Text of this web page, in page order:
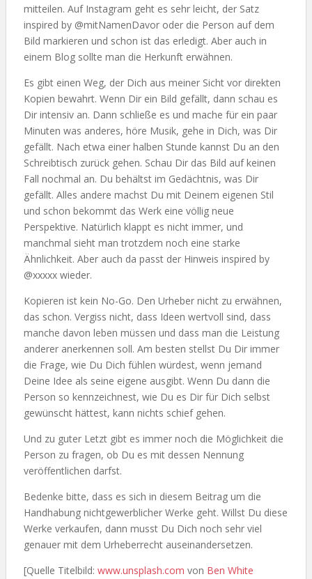
mitteilen. Auf Instagram geht es sehr leicht, der Satz
inspired by @mitNamenDavor oder die Person auf dem
Bild markieren und schon ist das erledigt. Aber auch in
einem Blog sollte man die Herkunft erwähnen.
Es gibt einen Weg, der Dich aus meiner Sicht vor direkten
Kopien bewahrt. Wenn Dir ein Bild gefällt, dann schau es
Dir intensiv an. Dann schließe es und mache für ein paar
Minuten was anderes, höre Musik, gehe in Dich, was Dir
gefällt. Nach etwa einer halben Stunde kannst Du an den
Schreibtisch zurück gehen. Schau Dir das Bild auf keinen
Fall nochmal an. Du behältst im Gedächtnis, was Dir
gefällt. Alles andere machst Du mit Deinem eigenen Stil
und schon bekommt das Werk eine völlig neue
Perspektive. Natürlich klappt es nicht immer, und
manchmal sieht man trotzdem noch eine starke
Ähnlichkeit. Aber auch da passt der Hinweis inspired by
@xxxxx wieder.
Kopieren ist kein No-Go. Den Urheber nicht zu erwähnen,
das schon. Vergiss nicht, dass Ideen wertvoll sind, dass
manche davon leben müssen und dass man die Leistung
anderer anerkennen soll. Am besten stellst Du Dir immer
die Frage, wie Du Dich fühlen würdest, wenn jemand
Deine Idee als seine eigene ausgibt. Wenn Du dann die
Person so kennzeichnest, wie Du es Dir für Dich selbst
gewünscht hättest, kann nichts schief gehen.
Und zu guter Letzt gibt es immer noch die Möglichkeit die
Person zu fragen, ob Du es mit dessen Nennung
veröffentlichen darfst.
Bedenke bitte, dass es sich in diesem Beitrag um die
Handhabung nichtgewerblicher Werke geht. Willst Du diese
Werke verkaufen, dann musst Du Dich noch sehr viel
genauer mit dem Urheberrecht auseinandersetzen.
[Quelle Titelbild: www.unsplash.com von Ben White